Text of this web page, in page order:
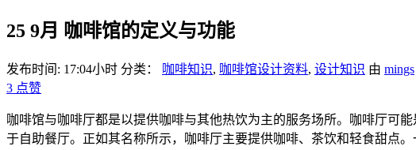
25 9月 咖啡馆的定义与功能
发布时间: 17:04小时 分类： 咖啡知识, 咖啡馆设计资料, 设计知识 由 mings
3 点赞
咖啡馆与咖啡厅都是以提供咖啡与其他热饮为主的服务场所。咖啡厅可
于自助餐厅。正如其名称所示，咖啡厅主要提供咖啡、茶饮和轻食甜点